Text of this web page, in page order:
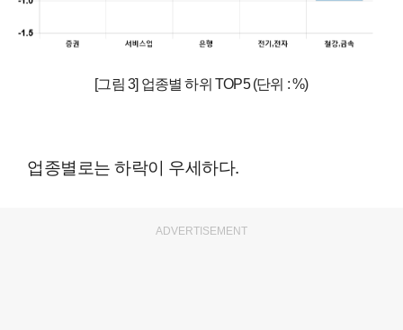
[그림 3] 업종별 하위 TOP5 (단위 : %)
업종별로는 하락이 우세하다.
ADVERTISEMENT